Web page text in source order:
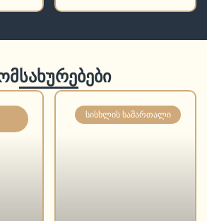
ᲡᲘᲡᲮᲚᲘᲡ ᲡᲐᲛᲐᲠᲗᲐᲚᲘ